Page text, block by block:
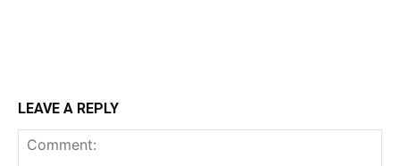
LEAVE A REPLY